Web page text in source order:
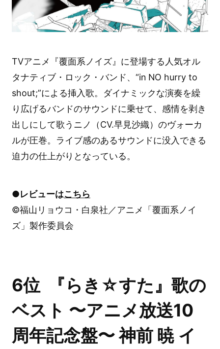
TVアニメ『覆面系ノイズ』に登場する人気オル
タナティブ・ロック・バンド、“in NO hurry to
shout;”による挿入歌。ダイナミックな演奏を繰
り広げるバンドのサウンドに乗せて、感情を剥き
出しにして歌うニノ（CV.早見沙織）のヴォーカ
ルが圧巻。ライブ感のあるサウンドに没入できる
迫力の仕上がりとなっている。
●レビューはこちら
©福山リョウコ・白泉社／アニメ「覆面系ノイ
ズ」製作委員会
6位 『らき☆すた』歌の
ベスト 〜アニメ放送10
周年記念盤〜 神前 暁 イ